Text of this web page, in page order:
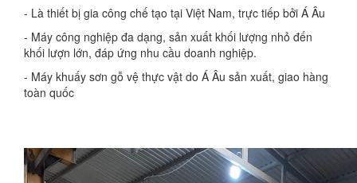
- Là thiết bị gia công chế tạo tại Việt Nam, trực tiếp bởi Á Âu
- Máy công nghiệp đa dạng, sản xuất khối lượng nhỏ đến
khối lượn lớn, đáp ứng nhu cầu doanh nghiệp.
- Máy khuấy sơn gỗ vệ thực vật do Á Âu sản xuất, giao hàng
toàn quốc